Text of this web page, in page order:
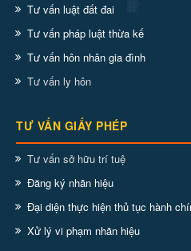
Tư vấn luật đất đai
Tư vấn pháp luật thừa kế
Tư vấn hôn nhân gia đình
Tư vấn ly hôn
TƯ VẤN GIẤY PHÉP
Tư vấn sở hữu trí tuệ
Đăng ký nhãn hiệu
Đại diện thực hiện thủ tục hành
Xử lý vi phạm nhãn hiệu